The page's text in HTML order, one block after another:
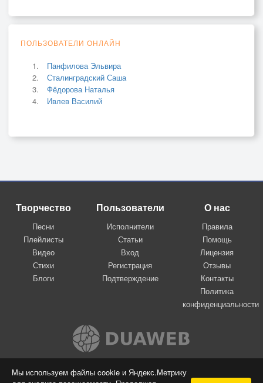
Мы используем файлы cookie и Яндекс.Метрику
ПОЛЬЗОВАТЕЛИ ОНЛАЙН
Панфилова Эльвира
Сталинградский Саша
Фёдорова Наталья
Ивлев Василий
Творчество
Песни
Плейлисты
Видео
Стихи
Блоги
Пользователи
Исполнители
Статьи
Вход
Регистрация
Подтверждение
О нас
Правила
Помощь
Лицензия
Отзывы
Контакты
Политика
конфиденциальности
Вконтакте